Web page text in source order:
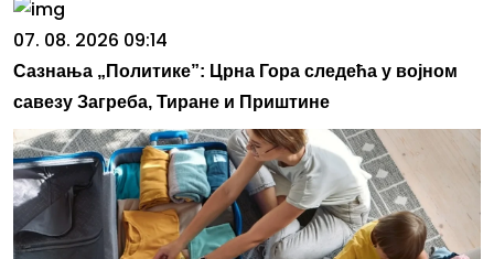
07. 08. 2026 09:14
Сазнања „Политике”: Црна Гора следећа у војном
савезу Загреба, Тиране и Приштине